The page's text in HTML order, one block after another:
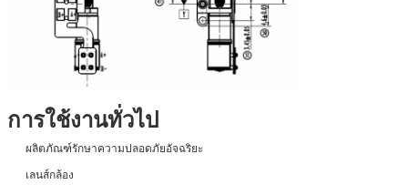
การใช้งานทั่วไป
ผลิตภัณฑ์รักษาความปลอดภัยอัจฉริยะ
เลนส์กล้อง